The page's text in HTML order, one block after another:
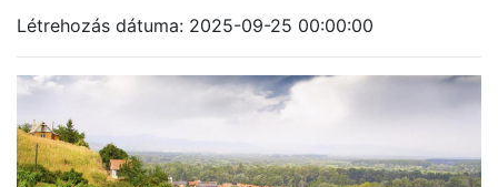
Létrehozás dátuma: 2025-09-25 00:00:00